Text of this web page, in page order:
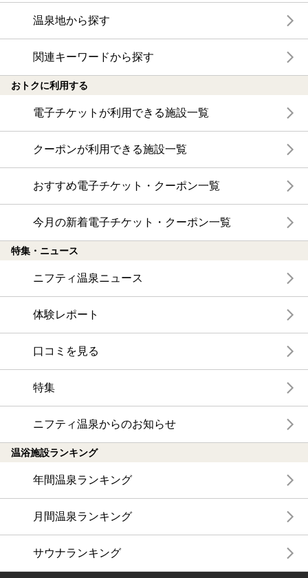
温泉地から探す
関連キーワードから探す
おトクに利用する
電子チケットが利用できる施設一覧
クーポンが利用できる施設一覧
おすすめ電子チケット・クーポン一覧
今月の新着電子チケット・クーポン一覧
特集・ニュース
ニフティ温泉ニュース
体験レポート
口コミを見る
特集
ニフティ温泉からのお知らせ
温浴施設ランキング
年間温泉ランキング
月間温泉ランキング
サウナランキング